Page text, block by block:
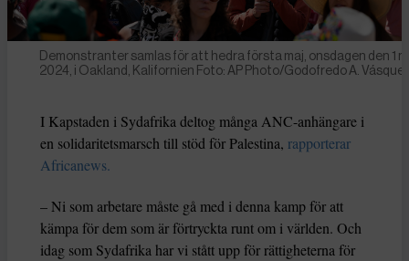
Demonstranter samlas för att hedra första maj, onsdagen den 1
2024, i Oakland, Kalifornien Foto: AP Photo/Godofredo A.
I Kapstaden i Sydafrika deltog många ANC-anhängare i
en solidaritetsmarsch till stöd för Palestina, rapporterar
Africanews.
– Ni som arbetare måste gå med i denna kamp för att
kämpa för dem som är förtryckta runt om i världen. Och
idag som Sydafrika har vi stått upp för rättigheterna för